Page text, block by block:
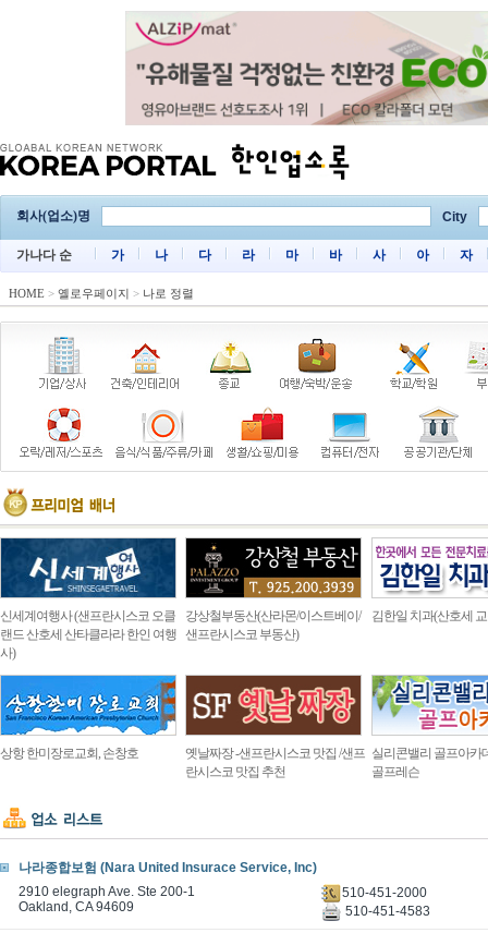
회사(업소)명 City
가나다 순 가 나 다 라 마 바 사 아 자
HOME > 옐로우페이지 > 나로 정렬
신세계여행사 (샌프란시스코 오클
랜드 산호세 산타클라라 한인 여행
사)
강상철부동산(산라몬/이스트베이/
샌프란시스코 부동산)
김한일 치과(산호세
상항 한미장로교회, 손창호
옛날짜장 -샌프란시스코 맛집 /샌프
란시스코 맛집 추천
실리콘밸리 골프아카
골프레슨
나라종합보험 (Nara United Insurace Service, Inc)
2910 elegraph Ave. Ste 200-1
Oakland, CA 94609
510-451-2000
510-451-4583